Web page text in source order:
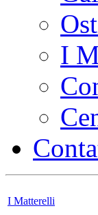
I
I Matterelli